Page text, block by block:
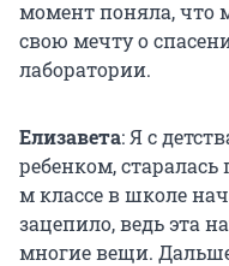
момент поняла, что
свою мечту о
лаборатории.
Елизавета: Я с
ребенком,
м классе в школе
зацепило, ведь эта
многие вещи.